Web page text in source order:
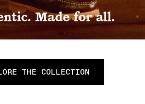
THE COLLECTION